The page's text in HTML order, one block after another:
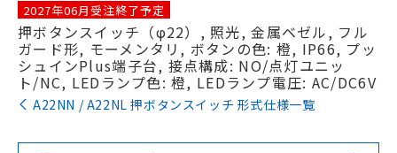
2027年06月受注終了予定
押ボタンスイッチ（φ22）, 照光, 金属ベゼル, フル
ガード形, モーメンタリ, ボタンの色: 橙, IP66, プッ
シュインPlus端子台, 接点構成: NO/点灯ユニッ
ト/NC, LEDランプ色: 橙, LEDランプ電圧: AC/DC6V
A22NN / A22NL 押ボタンスイッチ 形式仕様一覧